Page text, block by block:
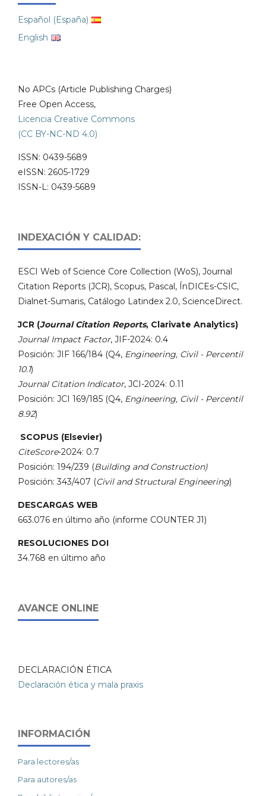
Español (España)
English
No APCs (Article Publishing Charges)
Free Open Access,
Licencia Creative Commons
(CC BY-NC-ND 4.0)
ISSN: 0439-5689
eISSN: 2605-1729
ISSN-L: 0439-5689
INDEXACIÓN Y CALIDAD:
ESCI Web of Science Core Collection (WoS), Journal
Citation Reports (JCR), Scopus, Pascal, ÍnDICEs-CSIC,
Dialnet-Sumaris, Catálogo Latindex 2.0, ScienceDirect.
JCR (Journal Citation Reports, Clarivate Analytics)
Journal Impact Factor, JIF-2024: 0.4
Posición: JIF 166/184 (Q4, Engineering, Civil - Percentil
10.1)
Journal Citation Indicator, JCI-2024: 0.11
Posición: JCI 169/185 (Q4, Engineering, Civil - Percentil
8.92)
SCOPUS (Elsevier)
CiteScore-2024: 0.7
Posición: 194/239 (Building and Construction)
Posición: 343/407 (Civil and Structural Engineering)
DESCARGAS WEB
663.076 en último año (informe COUNTER J1)
RESOLUCIONES DOI
34.768 en último año
AVANCE ONLINE
DECLARACIÓN ÉTICA
Declaración ética y mala praxis
INFORMACIÓN
Para lectores/as
Para autores/as